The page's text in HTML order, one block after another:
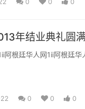
0 0 0
年结业典礼圆
阿根廷华人网1ii阿根廷华
0 0 0